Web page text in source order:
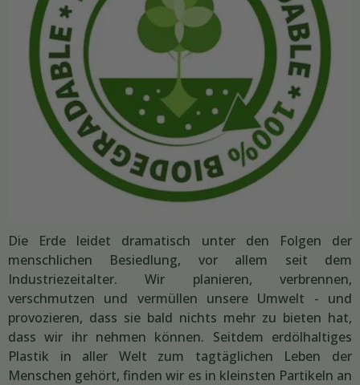
Die Erde leidet dramatisch unter den Folgen der
menschlichen Besiedlung, vor allem seit dem
Industriezeitalter. Wir planieren, verbrennen,
verschmutzen und vermüllen unsere Umwelt - und
provozieren, dass sie bald nichts mehr zu bieten hat,
dass wir ihr nehmen können. Seitdem erdölhaltiges
Plastik in aller Welt zum tagtäglichen Leben der
Menschen gehört, finden wir es in kleinsten Partikeln an